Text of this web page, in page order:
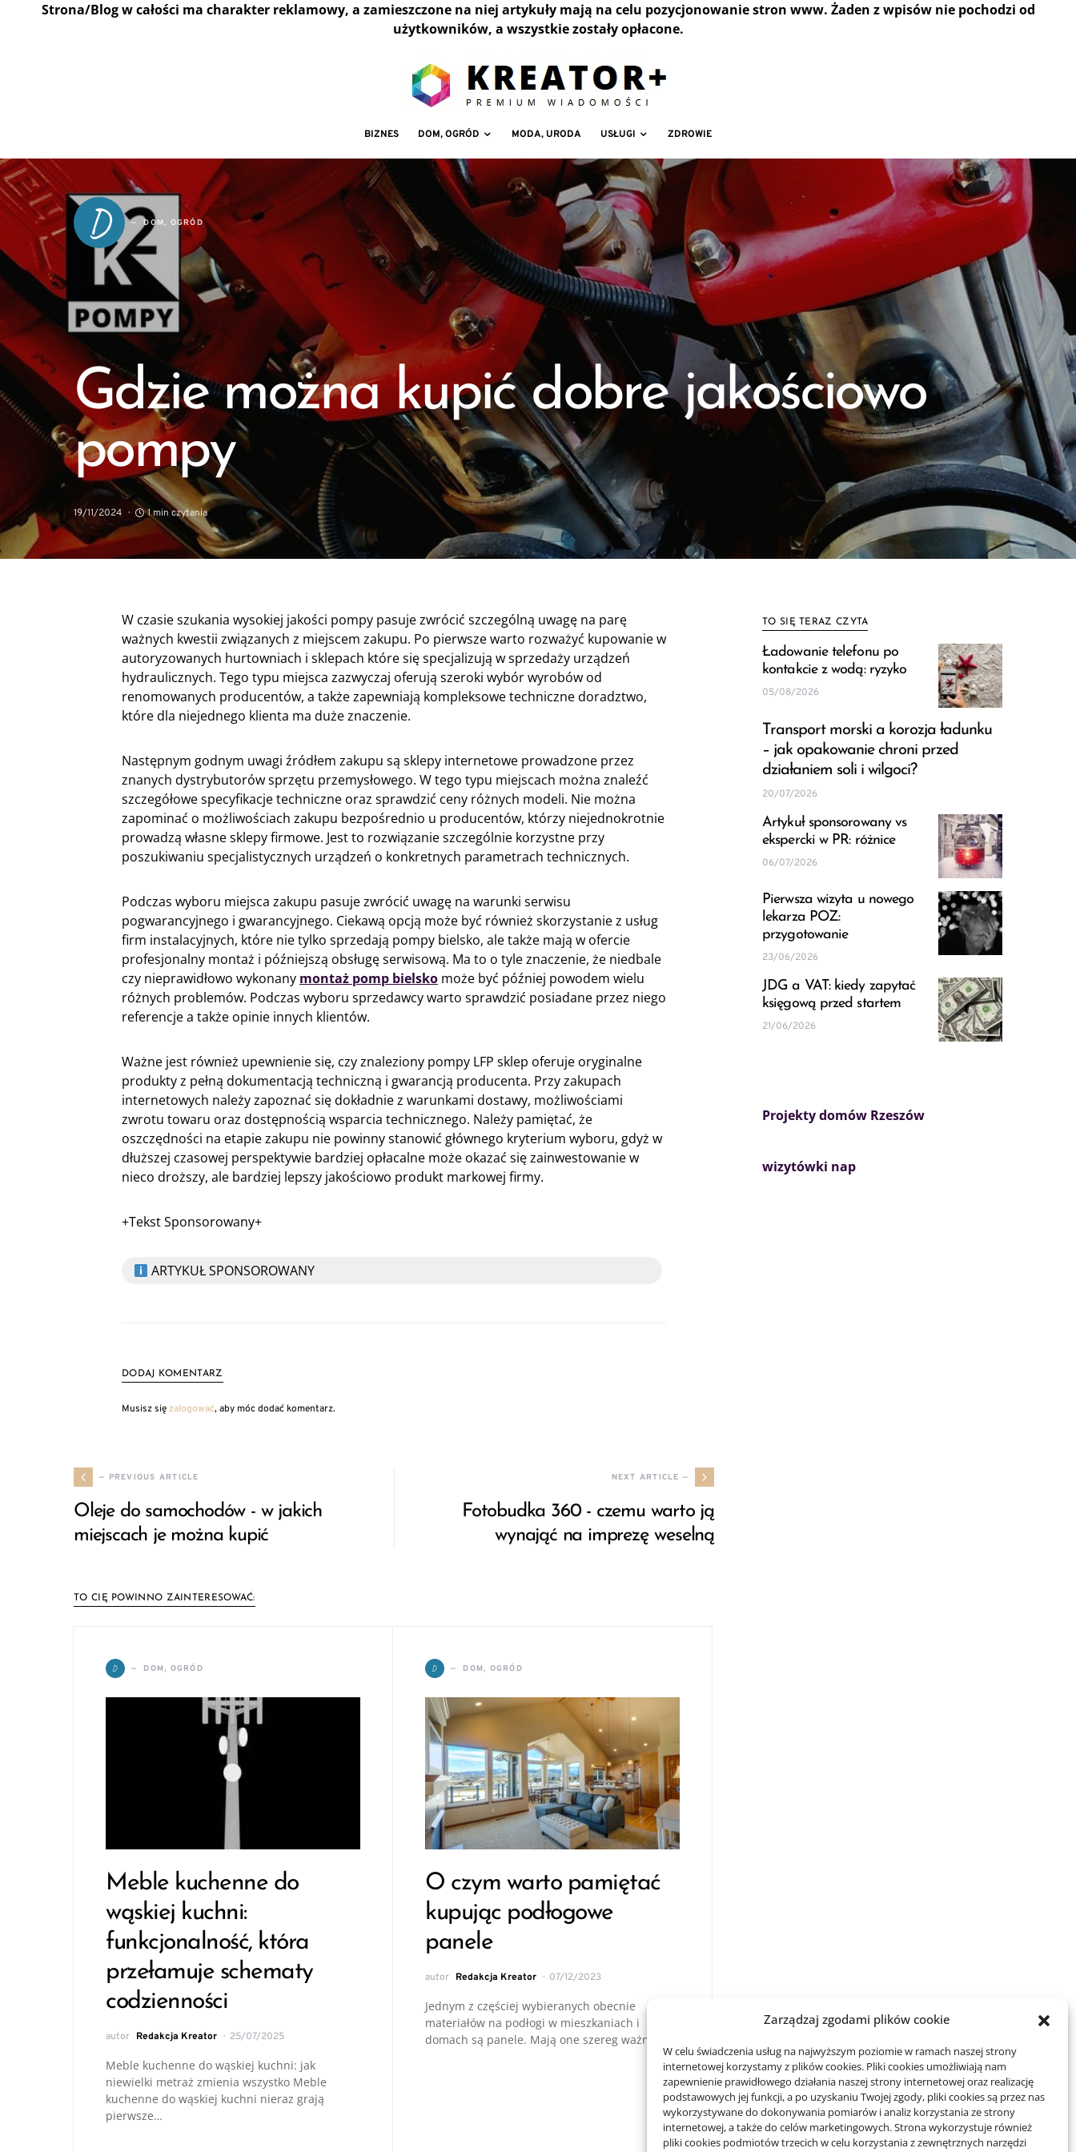
Zarządzaj zgodami plików cookie
W celu świadczenia usług na najwyższym poziomie w ramach naszej strony
internetowej korzystamy z plików cookies. Pliki cookies umożliwiają nam
zapewnienie prawidłowego działania naszej strony internetowej oraz realizację
podstawowych jej funkcji, a po uzyskaniu Twojej zgody, pliki cookies są przez nas
wykorzystywane do dokonywania pomiarów i analiz korzystania ze strony
internetowej, a także do celów marketingowych. Strona wykorzystuje również
pliki cookies podmiotów trzecich w celu korzystania z zewnętrznych narzędzi
Strona/Blog w całości ma charakter reklamowy, a zamieszczone na niej artykuły mają na celu pozycjonowanie stron www. Żaden z wpisów nie pochodzi od
użytkowników, a wszystkie zostały opłacone.
BIZNES DOM, OGRÓD MODA, URODA USŁUGI ZDROWIE
D DOM, OGRÓD
Gdzie można kupić dobre jakościowo
pompy
19/11/2024 1 min czytania
W czasie szukania wysokiej jakości pompy pasuje zwrócić szczególną uwagę na parę
ważnych kwestii związanych z miejscem zakupu. Po pierwsze warto rozważyć kupowanie w
autoryzowanych hurtowniach i sklepach które się specjalizują w sprzedaży urządzeń
hydraulicznych. Tego typu miejsca zazwyczaj oferują szeroki wybór wyrobów od
renomowanych producentów, a także zapewniają kompleksowe techniczne doradztwo,
które dla niejednego klienta ma duże znaczenie.
Następnym godnym uwagi źródłem zakupu są sklepy internetowe prowadzone przez
znanych dystrybutorów sprzętu przemysłowego. W tego typu miejscach można znaleźć
szczegółowe specyfikacje techniczne oraz sprawdzić ceny różnych modeli. Nie można
zapominać o możliwościach zakupu bezpośrednio u producentów, którzy niejednokrotnie
prowadzą własne sklepy firmowe. Jest to rozwiązanie szczególnie korzystne przy
poszukiwaniu specjalistycznych urządzeń o konkretnych parametrach technicznych.
Podczas wyboru miejsca zakupu pasuje zwrócić uwagę na warunki serwisu
pogwarancyjnego i gwarancyjnego. Ciekawą opcją może być również skorzystanie z usług
firm instalacyjnych, które nie tylko sprzedają pompy bielsko, ale także mają w ofercie
profesjonalny montaż i późniejszą obsługę serwisową. Ma to o tyle znaczenie, że niedbale
czy nieprawidłowo wykonany montaż pomp bielsko może być później powodem wielu
różnych problemów. Podczas wyboru sprzedawcy warto sprawdzić posiadane przez niego
referencje a także opinie innych klientów.
Ważne jest również upewnienie się, czy znaleziony pompy LFP sklep oferuje oryginalne
produkty z pełną dokumentacją techniczną i gwarancją producenta. Przy zakupach
internetowych należy zapoznać się dokładnie z warunkami dostawy, możliwościami
zwrotu towaru oraz dostępnością wsparcia technicznego. Należy pamiętać, że
oszczędności na etapie zakupu nie powinny stanowić głównego kryterium wyboru, gdyż w
dłuższej czasowej perspektywie bardziej opłacalne może okazać się zainwestowanie w
nieco droższy, ale bardziej lepszy jakościowo produkt markowej firmy.
+Tekst Sponsorowany+
ARTYKUŁ SPONSOROWANY
DODAJ KOMENTARZ
Musisz sięzalogować, aby móc dodać komentarz.
— PREVIOUS ARTICLE
Oleje do samochodów - w jakich
miejscach je można kupić
NEXT ARTICLE —
Fotobudka 360 - czemu warto ją
wynająć na imprezę weselną
TO CIĘ POWINNO ZAINTERESOWAĆ:
D DOM, OGRÓD
Meble kuchenne do
wąskiej kuchni:
funkcjonalność, która
przełamuje schematy
codzienności
autor Redakcja Kreator 25/07/2025
Meble kuchenne do wąskiej kuchni: jak
niewielki metraż zmienia wszystko Meble
kuchenne do wąskiej kuchni nieraz grają
pierwsze…
D DOM, OGRÓD
O czym warto pamiętać
kupując podłogowe
panele
autor Redakcja Kreator 07/12/2023
Jednym z częściej wybieranych obecnie
materiałów na podłogi w mieszkaniach i
domach są panele. Mają one szereg ważnych…
TO SIĘ TERAZ CZYTA
Ładowanie telefonu po
kontakcie z wodą: ryzyko
05/08/2026
Transport morski a korozja ładunku
– jak opakowanie chroni przed
działaniem soli i wilgoci?
20/07/2026
Artykuł sponsorowany vs
ekspercki w PR: różnice
06/07/2026
Pierwsza wizyta u nowego
lekarza POZ:
przygotowanie
23/06/2026
JDG a VAT: kiedy zapytać
księgową przed startem
21/06/2026
Projekty domów Rzeszów
wizytówki nap